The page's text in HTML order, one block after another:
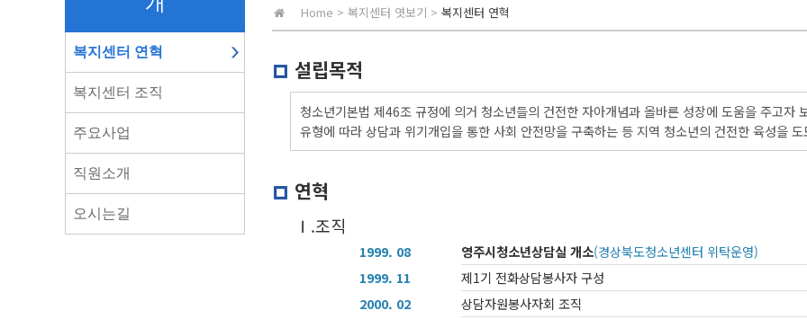
복지센터 연혁
복지센터 조직
주요사업
직원소개
오시는길
Home > 복지센터 엿보기 > 복지센터 연혁
설립목적
청소년기본법 제46조 규정에 의거 청소년들의 건전한 자아개념과 올바른 성장에 도움을 주고
유형에 따라 상담과 위기개입을 통한 사회 안전망을 구축하는 등 지역 청소년의 건전한 육성을
연혁
Ⅰ.조직
1999. 08 영주시청소년상담실 개소(경상북도청소년센터 위탁운영)
1999. 11
제1기 전화상담봉사자 구성
2000. 02
상담자원봉사자회 조직